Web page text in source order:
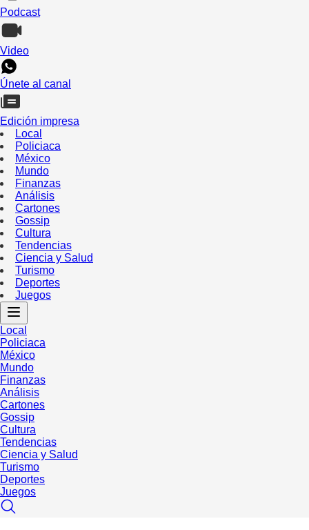
Podcast
Video
Únete al canal
Edición impresa
Local
Policiaca
México
Mundo
Finanzas
Análisis
Cartones
Gossip
Cultura
Tendencias
Ciencia y Salud
Turismo
Deportes
Juegos
Local
Policiaca
México
Mundo
Finanzas
Análisis
Cartones
Gossip
Cultura
Tendencias
Ciencia y Salud
Turismo
Deportes
Juegos